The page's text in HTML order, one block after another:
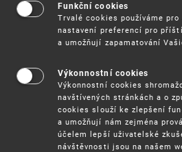
Vynálezy / Patenty
Užitnévzory
Ochrannéznámky
Funkční cookies
Trvalé cookies používáme pro
nastavení preferencí pro
a umožňují zapamatování
Výkonnostní cookies
Výkonnostní cookies
navštívených stránkách a o
cookies slouží ke zlepšení
a umožňují nám zejména
účelem lepší uživatelské
návštěvnosti jsou na našem